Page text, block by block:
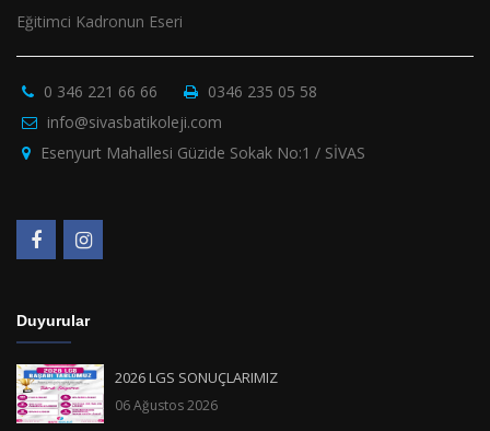
Eğitimci Kadronun Eseri
0 346 221 66 66
0346 235 05 58
info@sivasbatikoleji.com
Esenyurt Mahallesi Güzide Sokak No:1 / SİVAS
Duyurular
2026 LGS SONUÇLARIMIZ
06 Ağustos 2026